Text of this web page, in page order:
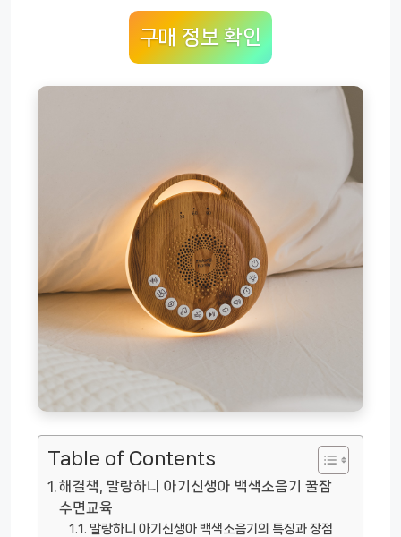
구매 정보 확인
Table of Contents
해결책, 말랑하니 아기신생아 백색소음기 꿀잠
수면교육
말랑하니 아기신생아 백색소음기의 특징과 장점